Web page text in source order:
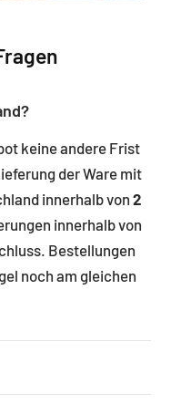
keine andere Frist
der Ware mit
innerhalb von 2
innerhalb von
Bestellungen
noch am gleichen